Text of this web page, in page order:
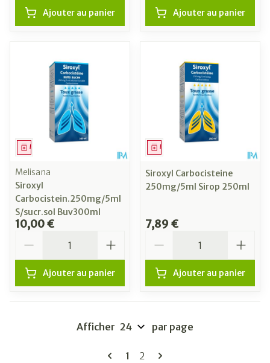
Ajouter au panier Ajouter au panier
Médicament
Melisana
Siroxyl
Carbocistein.250mg/5ml
S/sucr.sol Buv300ml
10,00 €
Ajouter au panier
Médicament
Siroxyl Carbocisteine
250mg/5ml Sirop 250ml
7,89 €
Ajouter au panier
Pages
Vous lisez actuellement la page
1 Page
2
Afficher par page